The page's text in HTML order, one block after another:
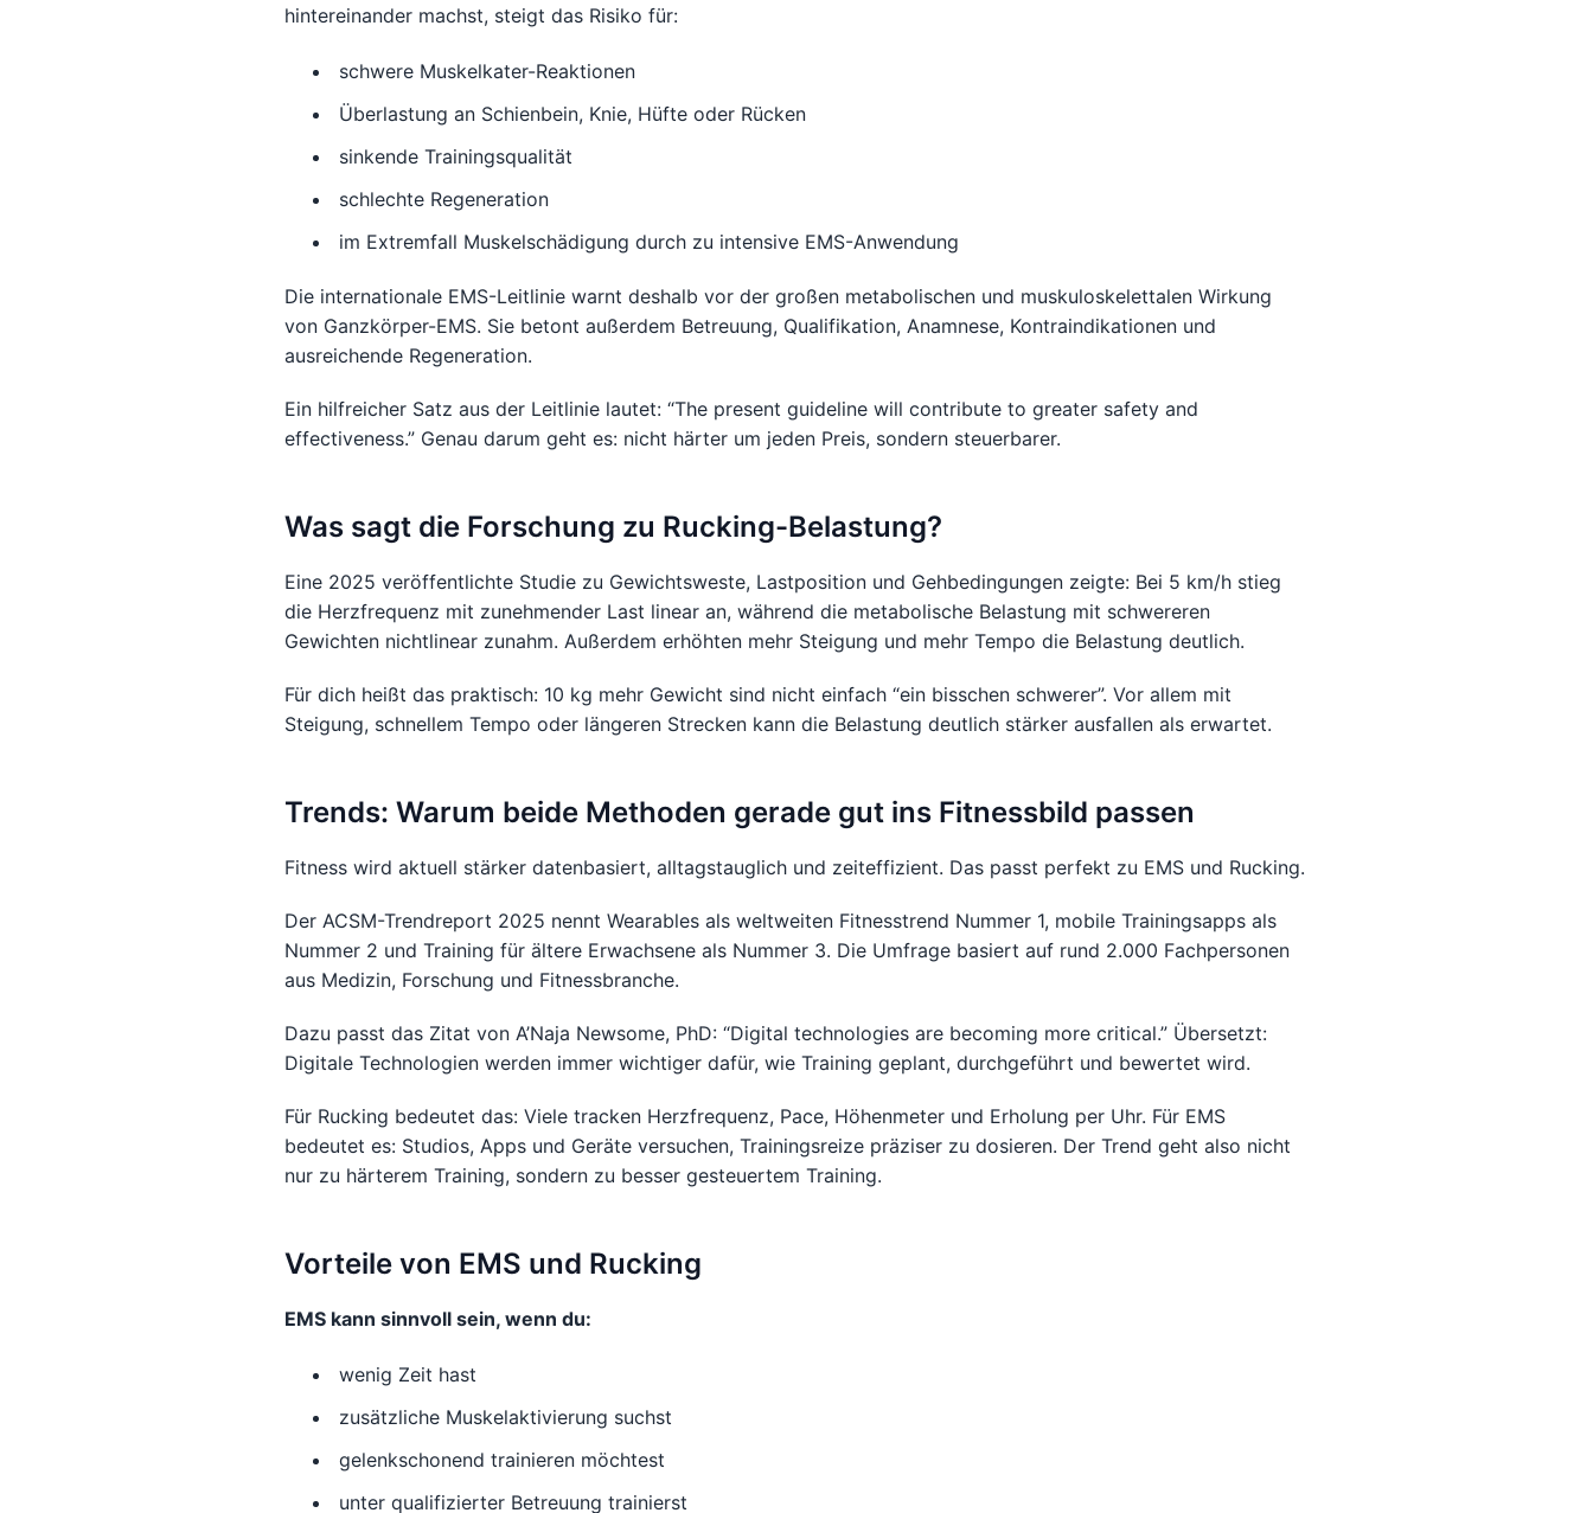
hintereinander machst, steigt das Risiko für:
schwere Muskelkater-Reaktionen
Überlastung an Schienbein, Knie, Hüfte oder Rücken
sinkende Trainingsqualität
schlechte Regeneration
im Extremfall Muskelschädigung durch zu intensive EMS-Anwendung
Die internationale EMS-Leitlinie warnt deshalb vor der großen metabolischen und muskuloskelettalen Wirkung
von Ganzkörper-EMS. Sie betont außerdem Betreuung, Qualifikation, Anamnese, Kontraindikationen und
ausreichende Regeneration.
Ein hilfreicher Satz aus der Leitlinie lautet: “The present guideline will contribute to greater safety and
effectiveness.” Genau darum geht es: nicht härter um jeden Preis, sondern steuerbarer.
Was sagt die Forschung zu Rucking-Belastung?
Eine 2025 veröffentlichte Studie zu Gewichtsweste, Lastposition und Gehbedingungen zeigte: Bei 5 km/h stieg
die Herzfrequenz mit zunehmender Last linear an, während die metabolische Belastung mit schwereren
Gewichten nichtlinear zunahm. Außerdem erhöhten mehr Steigung und mehr Tempo die Belastung deutlich.
Für dich heißt das praktisch: 10 kg mehr Gewicht sind nicht einfach “ein bisschen schwerer”. Vor allem mit
Steigung, schnellem Tempo oder längeren Strecken kann die Belastung deutlich stärker ausfallen als erwartet.
Trends: Warum beide Methoden gerade gut ins Fitnessbild passen
Fitness wird aktuell stärker datenbasiert, alltagstauglich und zeiteffizient. Das passt perfekt zu EMS und Rucking.
Der ACSM-Trendreport 2025 nennt Wearables als weltweiten Fitnesstrend Nummer 1, mobile Trainingsapps als
Nummer 2 und Training für ältere Erwachsene als Nummer 3. Die Umfrage basiert auf rund 2.000 Fachpersonen
aus Medizin, Forschung und Fitnessbranche.
Dazu passt das Zitat von A’Naja Newsome, PhD: “Digital technologies are becoming more critical.” Übersetzt:
Digitale Technologien werden immer wichtiger dafür, wie Training geplant, durchgeführt und bewertet wird.
Für Rucking bedeutet das: Viele tracken Herzfrequenz, Pace, Höhenmeter und Erholung per Uhr. Für EMS
bedeutet es: Studios, Apps und Geräte versuchen, Trainingsreize präziser zu dosieren. Der Trend geht also nicht
nur zu härterem Training, sondern zu besser gesteuertem Training.
Vorteile von EMS und Rucking
EMS kann sinnvoll sein, wenn du:
wenig Zeit hast
zusätzliche Muskelaktivierung suchst
gelenkschonend trainieren möchtest
unter qualifizierter Betreuung trainierst